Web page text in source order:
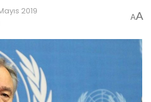
2019
AA